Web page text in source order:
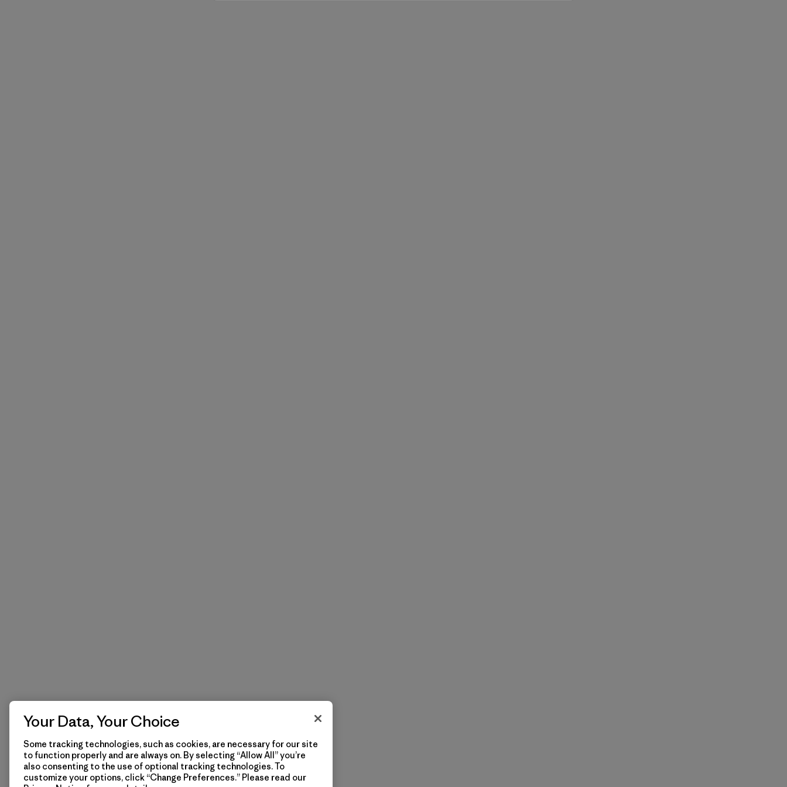
Your Data, Your Choice
Some tracking technologies, such as cookies, are necessary for our site
to function properly and are always on. By selecting “Allow All” you’re
also consenting to the use of optional tracking technologies. To
customize your options, click “Change Preferences.” Please read our